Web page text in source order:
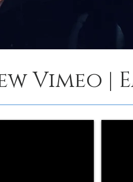
Vimeo |